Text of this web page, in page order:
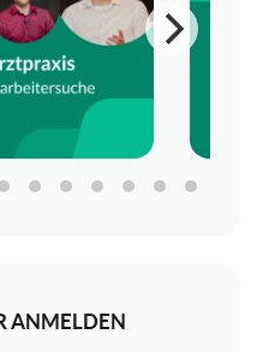
ANMELDEN